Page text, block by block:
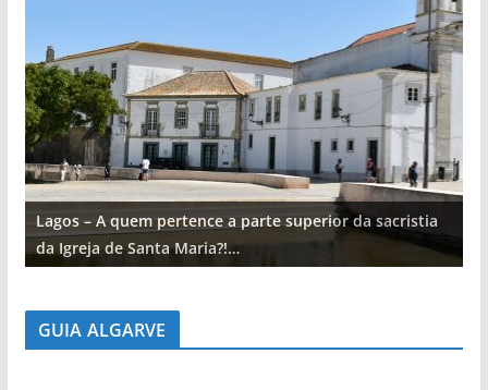
Lagos – A quem pertence a parte superior da sacristia
da Igreja de Santa Maria?!…
GUIA ALGARVE